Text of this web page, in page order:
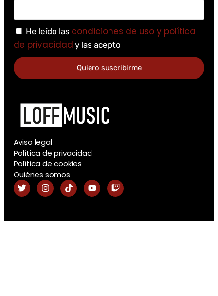
He leído las condiciones de uso y política
de privacidad y las acepto
Quiero suscribirme
Aviso legal
Política de privacidad
Política de cookies
Quiénes somos